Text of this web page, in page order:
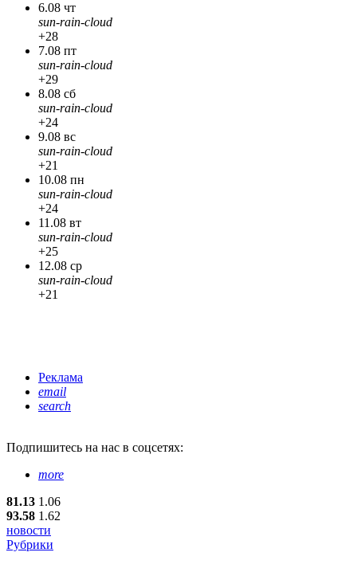
6.08 чт
sun-rain-cloud
+28
7.08 пт
sun-rain-cloud
+29
8.08 сб
sun-rain-cloud
+24
9.08 вс
sun-rain-cloud
+21
10.08 пн
sun-rain-cloud
+24
11.08 вт
sun-rain-cloud
+25
12.08 ср
sun-rain-cloud
+21
Реклама
email
search
Подпишитесь на нас в соцсетях:
more
81.13 1.06
93.58 1.62
новости
Рубрики